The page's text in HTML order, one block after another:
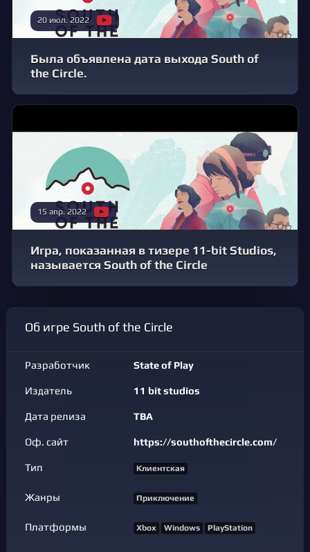
20 июл. 2022
Была объявлена дата выхода South of
the Circle.
15 апр. 2022
Игра, показанная в тизере 11-bit Studios,
называется South of the Circle
Об игре South of the Circle
Разработчик State of Play
Издатель 11 bit studios
Дата релиза TBA
Оф. сайт https://southofthecircle.com/
Тип Клиентская
Жанры Приключение
Платформы Xbox Windows PlayStation